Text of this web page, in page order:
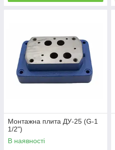
Монтажна плита ДУ-25 (G-1
1/2")
В наявності